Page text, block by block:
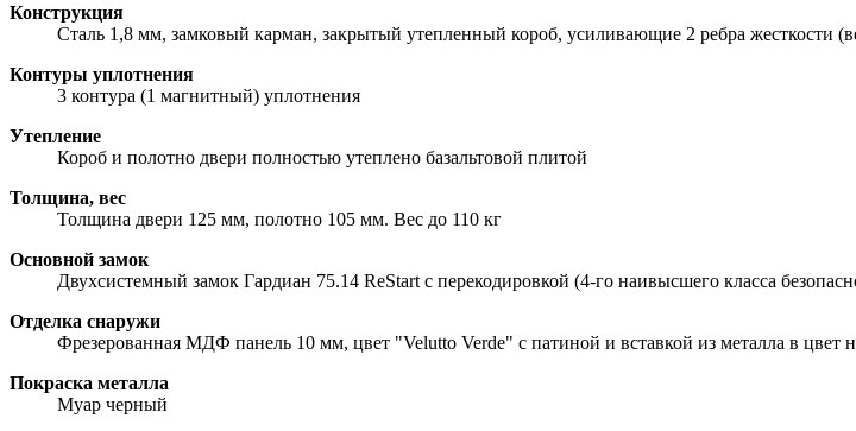
Конструкция
Сталь 1,8 мм, замковый карман, закрытый утепленный короб, усиливающие 2 ребра жесткости
Контуры уплотнения
3 контура (1 магнитный) уплотнения
Утепление
Короб и полотно двери полностью утеплено базальтовой плитой
Толщина, вес
Толщина двери 125 мм, полотно 105 мм. Вес до 110 кг
Основной замок
Двухсистемный замок Гардиан 75.14 ReStart с перекодировкой (4-го наивысшего класса
Отделка снаружи
Фрезерованная МДФ панель 10 мм, цвет "Velutto Verde" с патиной и вставкой из металла в цвет
Покраска металла
Муар черный